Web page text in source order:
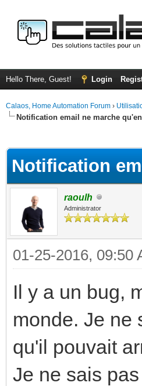
Hello There, Guest! Login
Calaos, Home Automation Forum ›
Notification email ne marche
Notification
raoulh
Administrator
01-25-2016, 09:50
Il y a un bug,
monde. Je ne
qu'il pouvait
Je ne sais